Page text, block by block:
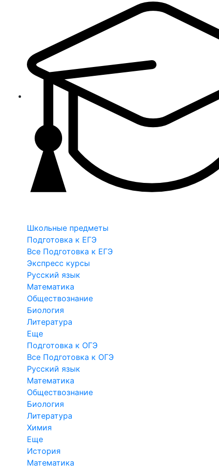
Школьные предметы
Подготовка к ЕГЭ
Все Подготовка к ЕГЭ
Экспресс курсы
Русский язык
Математика
Обществознание
Биология
Литература
Еще
Подготовка к ОГЭ
Все Подготовка к ОГЭ
Русский язык
Математика
Обществознание
Биология
Литература
Химия
Еще
История
Математика